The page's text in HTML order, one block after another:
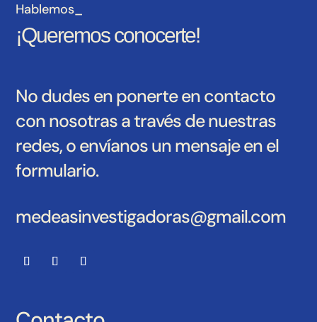
Hablemos_
¡Queremos conocerte!
No dudes en ponerte en contacto
con nosotras a través de nuestras
redes, o envíanos un mensaje en el
formulario.
medeasinvestigadoras@gmail.com